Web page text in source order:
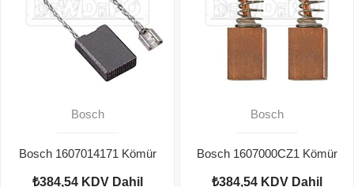
Bosch
Bosch 1607014171 Kömür
₺384,54 KDV Dahil
Bosch
Bosch 1607000CZ1 Kömür
₺384,54 KDV Dahil